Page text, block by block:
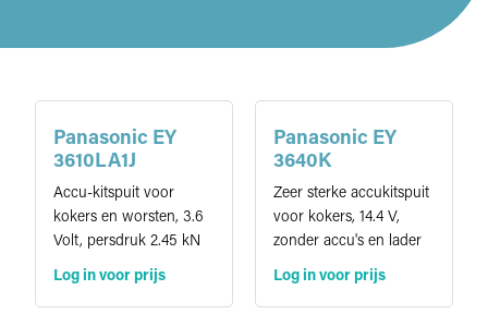
Panasonic EY
3610LA1J
Accu-kitspuit voor
kokers en worsten, 3.6
Volt, persdruk 2.45 kN
Log in voor prijs
Panasonic EY
3640K
Zeer sterke accukitspuit
voor kokers, 14.4 V,
zonder accu's en lader
Log in voor prijs